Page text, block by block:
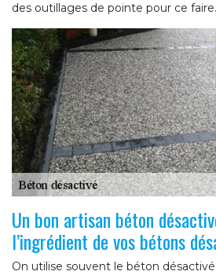
des outillages de pointe pour ce faire.
Un bon artisan béton
l’ingrédient de vos bétons
On utilise souvent le béton